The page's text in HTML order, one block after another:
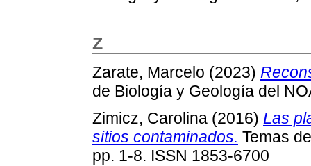
Z
Zarate, Marcelo (2023)
de Biología y Geología del
Zimicz, Carolina (2016) Las
sitios contaminados. Temas
pp. 1-8. ISSN 1853-6700